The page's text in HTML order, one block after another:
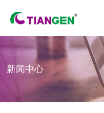
新闻中心